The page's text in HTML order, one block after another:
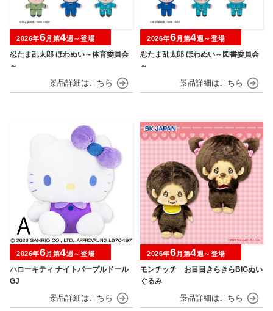
忍たま乱太郎 ほわぬい～体育委員会
～
2026年6月第4週～登場
忍たま乱太郎 ほわぬい～図書委員会
～
2026年6月第4週～登場
ハローキティ ナイトパープルドール
GJ
2026年6月第4週～登場
モンチッチ お目目きらきらBIGぬい
ぐるみ
2026年6月第4週～登場